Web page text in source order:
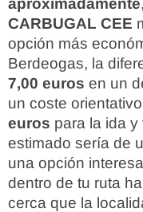
aproximadamente
CARBUGAL CEE
opción más
Berdeogas, la
7,00 euros en un
un coste
euros para la ida y
estimado sería de
una opción
dentro de tu ruta
cerca que la